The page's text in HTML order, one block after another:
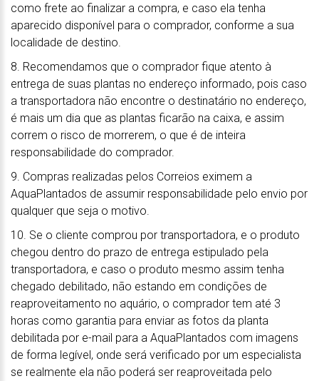
como frete ao finalizar a compra, e caso ela tenha
aparecido disponível para o comprador, conforme a sua
localidade de destino.
8. Recomendamos que o comprador fique atento à
entrega de suas plantas no endereço informado, pois caso
a transportadora não encontre o destinatário no endereço,
é mais um dia que as plantas ficarão na caixa, e assim
correm o risco de morrerem, o que é de inteira
responsabilidade do comprador.
9. Compras realizadas pelos Correios eximem a
AquaPlantados de assumir responsabilidade pelo envio por
qualquer que seja o motivo.
10. Se o cliente comprou por transportadora, e o produto
chegou dentro do prazo de entrega estipulado pela
transportadora, e caso o produto mesmo assim tenha
chegado debilitado, não estando em condições de
reaproveitamento no aquário, o comprador tem até 3
horas como garantia para enviar as fotos da planta
debilitada por e-mail para a AquaPlantados com imagens
de forma legível, onde será verificado por um especialista
se realmente ela não poderá ser reaproveitada pelo